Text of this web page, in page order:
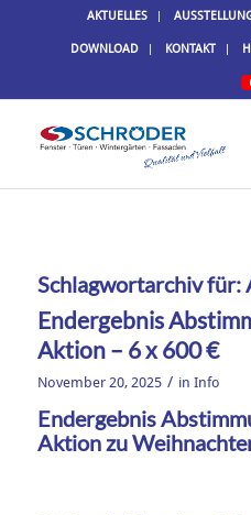
AKTUELLES
DOWNLOAD KONTAKT
Schlagwortarchiv für:
Endergebnis
Aktion – 6 x 600 €
November 20, 2025 / in Info
Endergebnis
Aktion zu